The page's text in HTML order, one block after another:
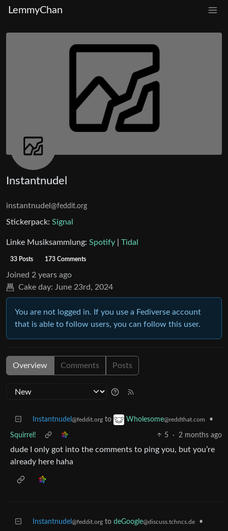
LemmyChan
Instantnudel
instantnudel@feddit.org
Stickerpack: Signal
Linke Musiksammlung: Spotify Tidal
33 Posts 173 Comments
Joined 2 years ago
Cake day: June 23rd, 2024
You are not logged in. If you use a Fediverse account
that is able to follow users, you can follow this user.
Overview Comments Posts
Instantnudel @feddit.org to Wholesome@reddthat.com •
Squirrel! 5 · 2 months ago
dude I only got into the comments to ping you, but you’re
already here haha
Instantnudel @feddit.org to deGoogle@discuss.tchncs.de
•